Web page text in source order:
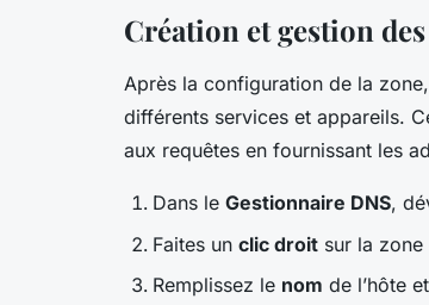
Création et gestion
Après la configuration de la
différents services et appareils.
aux requêtes en fournissant les
Dans le Gestionnaire DNS,
Faites un clic droit sur la
Remplissez le nom de l’hôte